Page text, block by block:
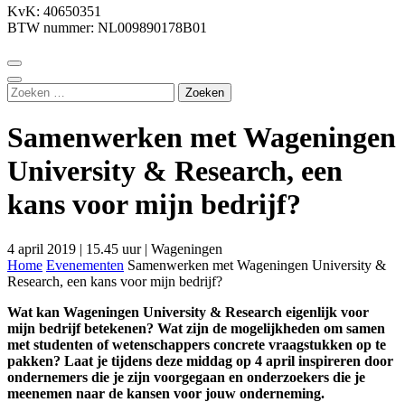
KvK: 40650351
BTW nummer: NL009890178B01
Zoeken
naar:
Samenwerken met Wageningen
University & Research, een
kans voor mijn bedrijf?
4 april 2019 | 15.45 uur | Wageningen
Home Evenementen Samenwerken met Wageningen University &
Research, een kans voor mijn bedrijf?
Wat kan Wageningen University & Research eigenlijk voor
mijn bedrijf betekenen? Wat zijn de mogelijkheden om samen
met studenten of wetenschappers concrete vraagstukken op te
pakken? Laat je tijdens deze middag op 4 april inspireren door
ondernemers die je zijn voorgegaan en onderzoekers die je
meenemen naar de kansen voor jouw onderneming.